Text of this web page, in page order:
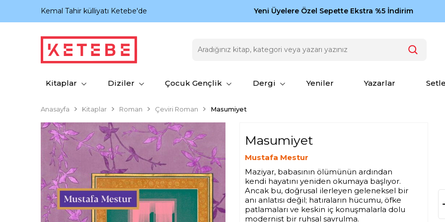
Kemal Tahir külliyatı Ketebe'de Zamansız eserler Ketebe'de: Cengiz Aytmatov
Yeni Üyelere Özel Sepette Ekstra %5 İndirim
Kitaplar Diziler Çocuk Gençlik Dergi Yeniler Yazarlar
Anasayfa Kitaplar Roman Çeviri Roman Masumiyet
Masumiyet
Mustafa Mestur
Maziyar, babasının ölümünün ardından
kendi hayatını yeniden okumaya başlıyor.
Ancak bu, doğrusal ilerleyen geleneksel bir
anı anlatısı değil; hatıraların hücumu, öfke
patlamaları ve keskin iç konuşmalarla dolu
modernist bir ruhsal savrulma.